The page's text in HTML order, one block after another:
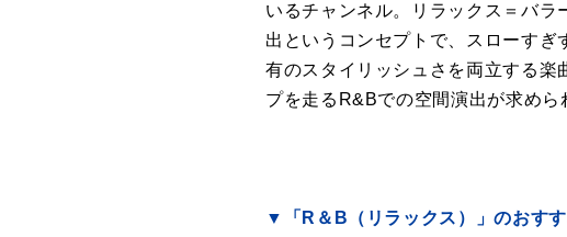
いるチャンネル。リラックス＝バ
出というコンセプトで、スローす
有のスタイリッシュさを両立する楽
プを走るR&Bでの空間演出が求めら
▼「R＆B（リラックス）」のおす